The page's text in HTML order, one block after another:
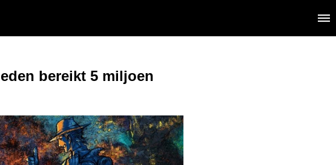
bereikt 5 miljoen